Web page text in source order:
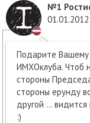
№1
01.01.2012
Подарите Вашему
ИМХОклуба. Чтоб
стороны
стороны ерунду
другой ...
:)